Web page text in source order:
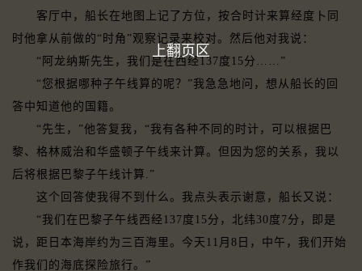
客厅中，船长在地图上记了方位，按合时计来算经度卜同
时他拿从前做的“时角”观察记录来校对。然后他对我说：
“阿龙纳斯先生，我们是在西经137度15分……”
“您根据哪种子午线算的呢？”我急急地问，想从船长的回
答中知道他的国籍。
“先生，”他答复我，“我有各种不同的时计，可以根据巴
黎、格林威治和华盛顿子午线来计算。但因为您的关系，我以
后将根据巴黎子午线计算.”
这个回答使我得不到什么。我点头表示谢意，船长又说：
“我们在巴黎子午线西经137度15分，北纬30度7分，即是
说，距日本海岸约为三百海里。今天11月8日，中午，我们开始
作我们的海底探险旅行。”
上翻页区